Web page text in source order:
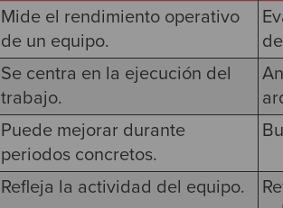
Mide el rendimiento operativo
de un equipo.
Se centra en la ejecución del
trabajo.
Puede mejorar durante
periodos concretos.
Refleja la actividad del equipo.